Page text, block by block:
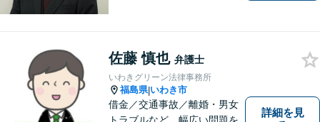
った」と思っていただけるよ
うに全力を尽くしていきま
す。
佐藤 慎也 弁護士
いわきグリーン法律事務所
福島県|いわき市
借金／交通事故／離婚・男女
詳細を見